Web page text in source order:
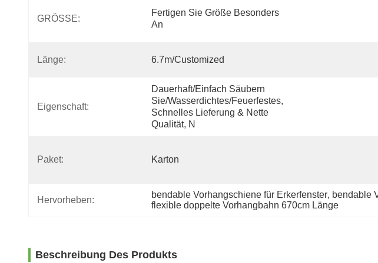
GRÖSSE:
Fertigen Sie Größe Besonders
An
Länge: 6.7m/customized
Eigenschaft:
Dauerhaft/einfach Säubern
Sie/wasserdichtes/feuerfestes,
Schnelles Lieferung & Nette
Qualität, N
Paket: Karton
Hervorheben:
bendable Vorhangschiene für Erkerfenster, bendable
flexible doppelte Vorhangbahn 670cm Länge
Beschreibung Des Produkts